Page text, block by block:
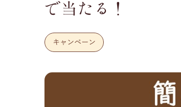
で当たる！
キャンペーン